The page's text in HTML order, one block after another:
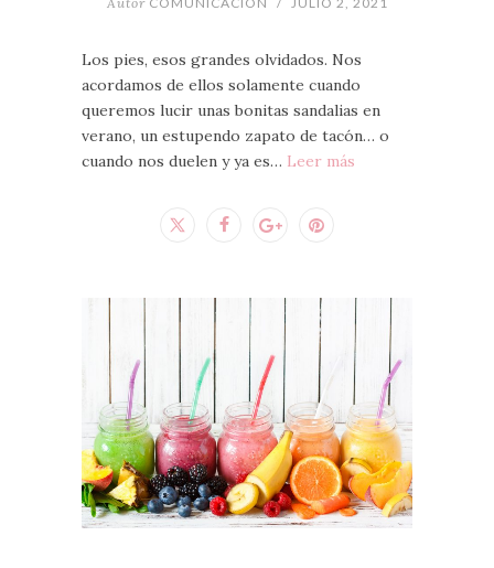
Los pies, esos grandes olvidados. Nos
acordamos de ellos solamente cuando
queremos lucir unas bonitas sandalias en
verano, un estupendo zapato de tacón… o
cuando nos duelen y ya es… Leer más